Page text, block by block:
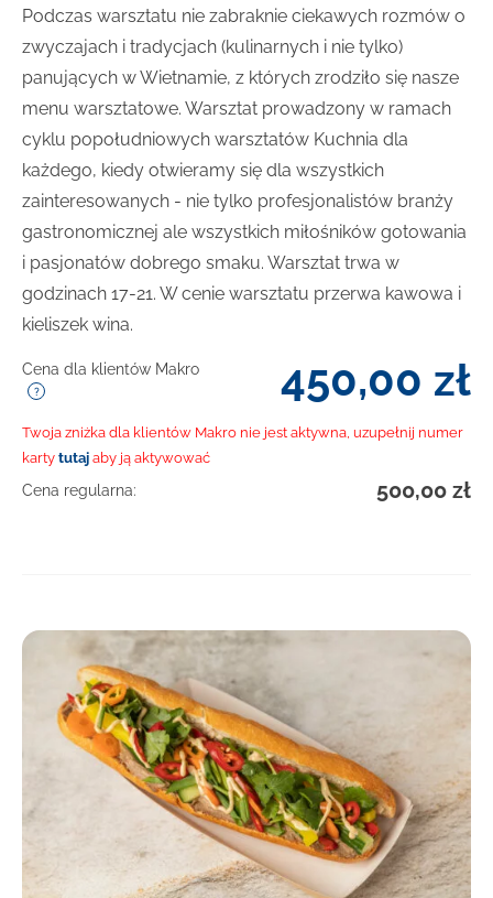
Podczas warsztatu nie zabraknie ciekawych rozmów o
zwyczajach i tradycjach (kulinarnych i nie tylko)
panujących w Wietnamie, z których zrodziło się nasze
menu warsztatowe. Warsztat prowadzony w ramach
cyklu popołudniowych warsztatów Kuchnia dla
każdego, kiedy otwieramy się dla wszystkich
zainteresowanych - nie tylko profesjonalistów branży
gastronomicznej ale wszystkich miłośników gotowania
i pasjonatów dobrego smaku. Warsztat trwa w
godzinach 17-21. W cenie warsztatu przerwa kawowa i
kieliszek wina.
Cena dla klientów Makro 450,00 zł
Twoja zniżka dla klientów Makro nie jest aktywna, uzupełnij numer
karty tutaj aby ją aktywować
Cena regularna: 500,00 zł
DOWIEDZ SIĘ WIĘCEJ